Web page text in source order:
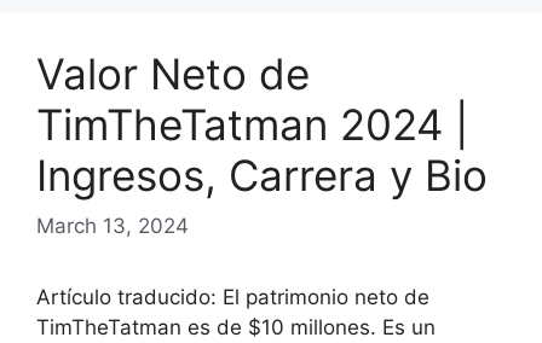
Valor Neto de
TimTheTatman 2024 |
Ingresos, Carrera y Bio
March 13, 2024
Artículo traducido: El patrimonio neto de
TimTheTatman es de $10 millones. Es un